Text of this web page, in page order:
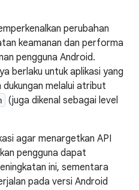
perubahan
keamanan dan performa
pengguna Android.
berlaku untuk aplikasi yang
melalui atribut
(juga dikenal sebagai level
agar menargetkan API
pengguna dapat
ini, sementara
pada versi Android